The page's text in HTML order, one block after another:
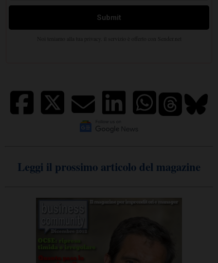
Leggi il prossimo articolo del magazine